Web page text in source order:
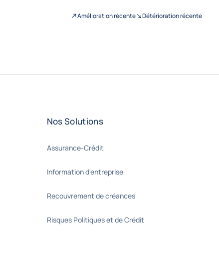
Amélioration récente Détérioration récente
Nos Solutions
Assurance-Crédit
Information d'entreprise
Recouvrement de créances
Risques Politiques et de Crédit